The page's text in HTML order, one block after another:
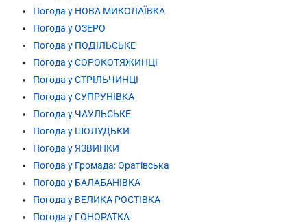
Погода у НОВА МИКОЛАЇВКА
Погода у ОЗЕРО
Погода у ПОДІЛЬСЬКЕ
Погода у СОРОКОТЯЖИНЦІ
Погода у СТРІЛЬЧИНЦІ
Погода у СУПРУНІВКА
Погода у ЧАУЛЬСЬКЕ
Погода у ШОЛУДЬКИ
Погода у ЯЗВИНКИ
Погода у Громада: Оратівська
Погода у БАЛАБАНІВКА
Погода у ВЕЛИКА РОСТІВКА
Погода у ГОНОРАТКА